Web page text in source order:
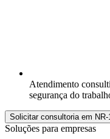
Atendimento
segurança do
Solicitar consultoria em NR-
Soluções para empresas